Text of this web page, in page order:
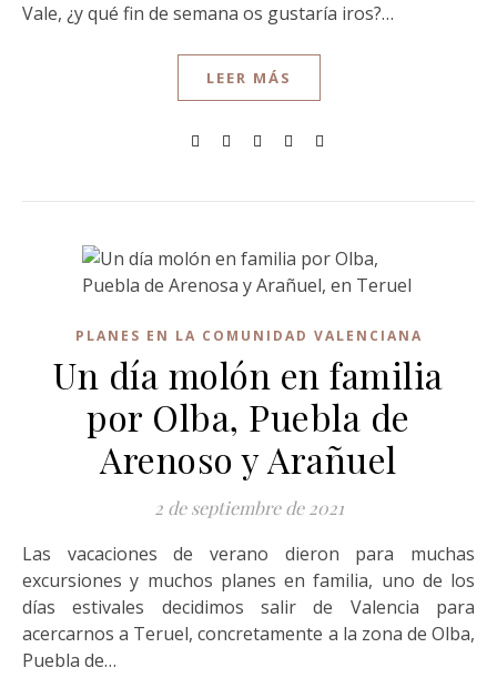
Vale, ¿y qué fin de semana os gustaría iros?…
LEER MÁS
PLANES EN LA COMUNIDAD VALENCIANA
Un día molón en familia
por Olba, Puebla de
Arenoso y Arañuel
2 de septiembre de 2021
Las vacaciones de verano dieron para muchas
excursiones y muchos planes en familia, uno de los
días estivales decidimos salir de Valencia para
acercarnos a Teruel, concretamente a la zona de Olba,
Puebla de…